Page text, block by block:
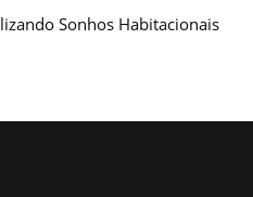
Sonhos Habitacionais